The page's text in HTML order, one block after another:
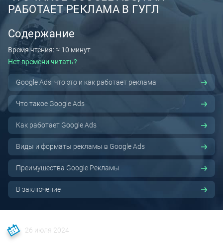
РАБОТАЕТ РЕКЛАМА В ГУГЛ
Содержание
Время чтения: ≈ 10 минут
Нет времени читать?
Google Ads: что это и как работает реклама
Что такое Google Ads
Как работает Google Ads
Виды и форматы рекламы в Google Ads
Преимущества Google Рекламы
В заключение
26 июля 2024